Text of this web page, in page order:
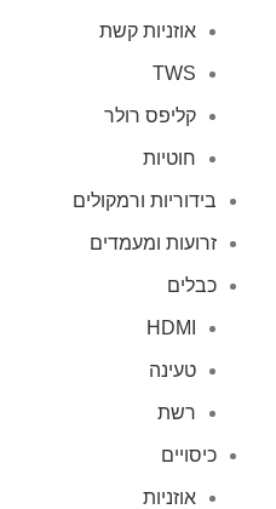
אוזניות קשת
TWS
קליפס רולר
חוטיות
בידוריות ורמקולים
זרועות ומעמדים
כבלים
HDMI
טעינה
רשת
כיסויים
אוזניות